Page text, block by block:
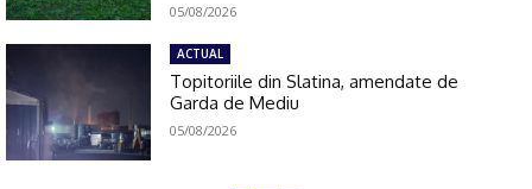
05/08/2026
ACTUAL
Topitoriile din Slatina, amendate de
Garda de Mediu
05/08/2026